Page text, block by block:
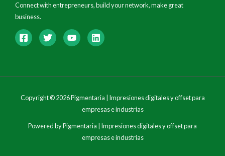
Connect with entrepreneurs, build your network, make great
business.
Copyright © 2026 Pigmentaria | Impresiones digitales y offset para
empresas e industrias
Powered by Pigmentaria | Impresiones digitales y offset para
empresas e industrias